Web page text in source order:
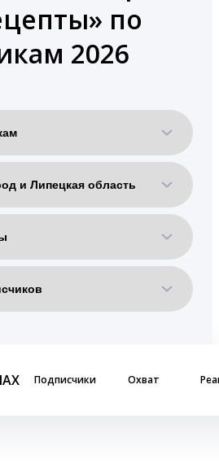
по
2026
Подписчики Охват